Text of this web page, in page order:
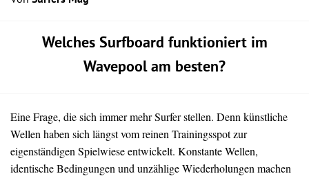
Welches Surfboard funktioniert im
Wavepool am besten?
Eine Frage, die sich immer mehr Surfer stellen. Denn künstliche
Wellen haben sich längst vom reinen Trainingsspot zur
eigenständigen Spielwiese entwickelt. Konstante Wellen,
identische Bedingungen und unzählige Wiederholungen machen